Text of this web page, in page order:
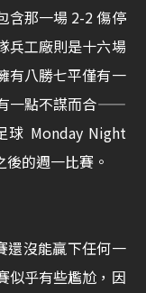
含那一場 2-2 傷停
兵工廠則是十六場
有八勝七平僅有一
一點不謀而合——
球 Monday Night
的週一比賽。
還沒能贏下任何一
似乎有些尷尬，因